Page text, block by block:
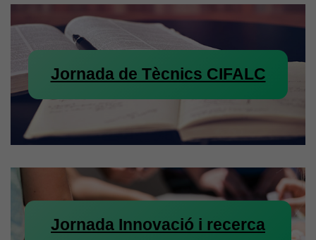
Jornada de Tècnics CIFALC
Jornada Innovació i recerca